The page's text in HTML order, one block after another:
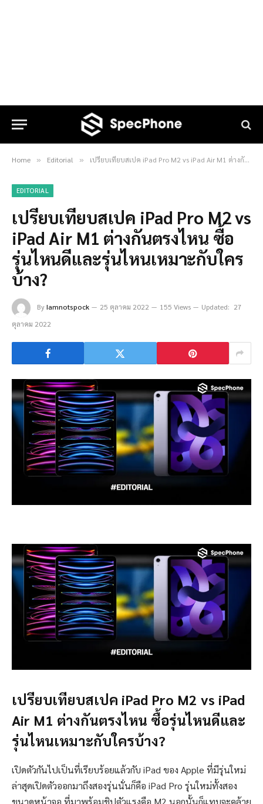
Home » Editorial » เปรียบเทียบสเปค iPad Pro M2 vs iPad Air M1 ต่างกันตรงไหน ซื้อรุ่นไหนดีและรุ่นไหนเหมาะกับใครบ้าง?
EDITORIAL
เปรียบเทียบสเปค iPad Pro M2 vs
iPad Air M1 ต่างกันตรงไหน ซื้อ
รุ่นไหนดีและรุ่นไหนเหมาะกับใคร
บ้าง?
ByIamnotspock 25 ตุลาคม 2022 155 Views Updated: 27
ตุลาคม 2022
เปรียบเทียบสเปค iPad Pro M2 vs iPad
Air M1 ต่างกันตรงไหน ซื้อรุ่นไหนดีและ
รุ่นไหนเหมาะกับใครบ้าง?
เปิดตัวกันไปเป็นที่เรียบร้อยแล้วกับ iPad ของ Apple ที่มีรุ่นใหม่
ล่าสุดเปิดตัวออกมาถึงสองรุ่นนั่นก็คือ iPad Pro รุ่นใหม่ทั้งสอง
ขนาดหน้าจอ ที่มาพร้อมชิปตัวแรงคือ M2 นอกนั้นก็แทบจะคล้าย